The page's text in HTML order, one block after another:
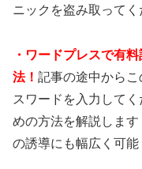
ニックを盗み取ってく
・ワードプレスで有
法！ 記事の途中から
スワードを入力して
めの方法を解説しま
の誘導にも幅広く可能